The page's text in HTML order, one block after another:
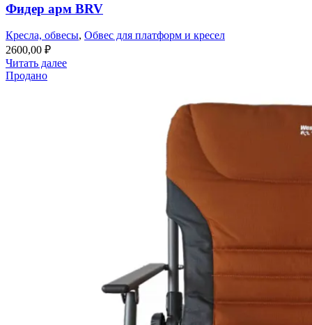
Фидер арм BRV
Кресла, обвесы, Обвес для платформ и кресел
2600,00 ₽
Читать далее
Продано